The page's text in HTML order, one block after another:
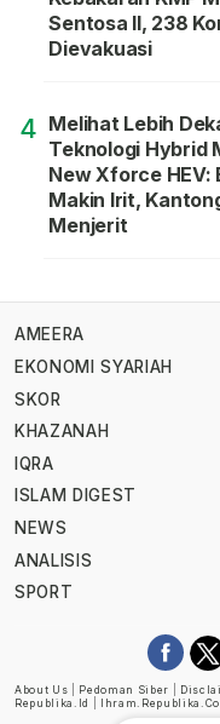
Sentosa II, 238
Dievakuasi
4 Melihat Lebih
Teknologi Hybrid
New Xforce HEV:
Makin Irit,
Menjerit
AMEERA
EKONOMI SYARIAH
SKOR
KHAZANAH
IQRA
ISLAM DIGEST
NEWS
ANALISIS
SPORT
About Us Pedoman Siber
Republika.id